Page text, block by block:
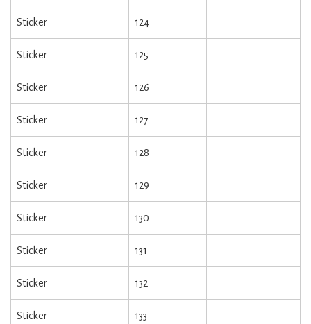
Sticker 124
Sticker 125
Sticker 126
Sticker 127
Sticker 128
Sticker 129
Sticker 130
Sticker 131
Sticker 132
Sticker 133